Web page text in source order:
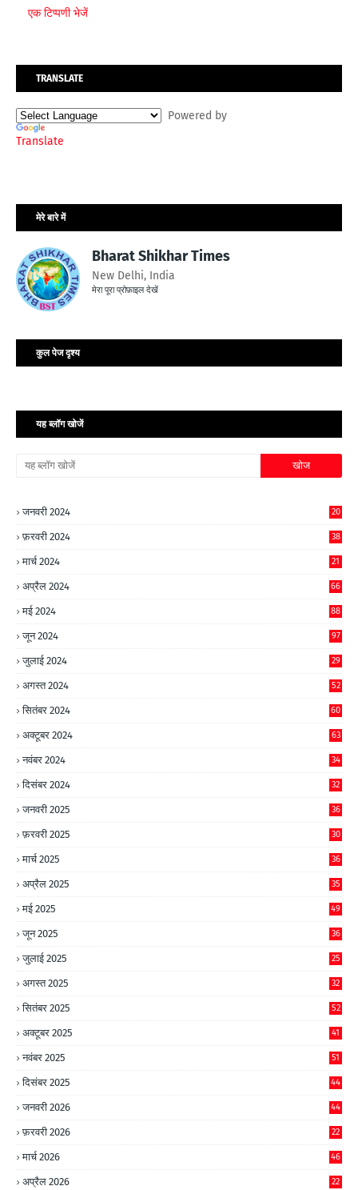
एक टिप्पणी भेजें
TRANSLATE
Powered by
Translate
मेरे बारे में
Bharat Shikhar Times
New Delhi, India
मेरा पूरा प्रोफ़ाइल देखें
कुल पेज दृश्य
यह ब्लॉग खोजें
जनवरी 2024 20
फ़रवरी 2024 38
मार्च 2024 21
अप्रैल 2024 66
मई 2024 88
जून 2024 97
जुलाई 2024 29
अगस्त 2024 52
सितंबर 2024 60
अक्टूबर 2024 63
नवंबर 2024 34
दिसंबर 2024 32
जनवरी 2025 36
फ़रवरी 2025 30
मार्च 2025 36
अप्रैल 2025 35
मई 2025 49
जून 2025 36
जुलाई 2025 25
अगस्त 2025 32
सितंबर 2025 52
अक्टूबर 2025 41
नवंबर 2025 51
दिसंबर 2025 44
जनवरी 2026 44
फ़रवरी 2026 22
मार्च 2026 46
अप्रैल 2026 22